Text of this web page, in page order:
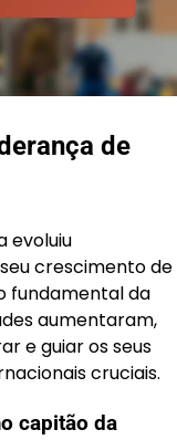
de
evoluiu
crescimento de
fundamental da
aumentaram,
e guiar os seus
cruciais.
capitão da